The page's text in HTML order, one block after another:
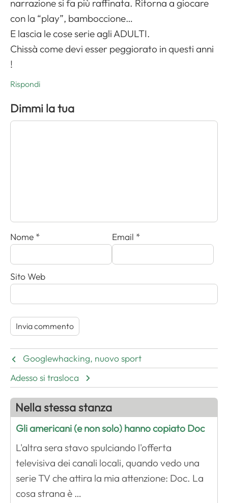
narrazione si fa più raffinata. Ritorna a giocare
con la “play”, bamboccione…
E lascia le cose serie agli ADULTI.
Chissà come devi esser peggiorato in questi anni
!
Rispondi
Dimmi la tua
Nome * Email *
Sito Web
Googlewhacking, nuovo sport
Adesso si trasloca
Nella stessa stanza
Gli americani (e non solo) hanno copiato Doc
L'altra sera stavo spulciando l'offerta
televisiva dei canali locali, quando vedo una
serie TV che attira la mia attenzione: Doc. La
cosa strana è …